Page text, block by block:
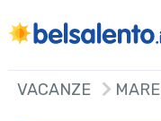
VACANZE MARE
+